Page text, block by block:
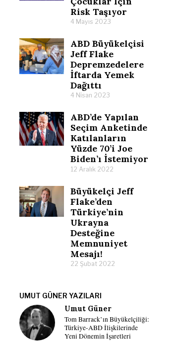
Risk Taşıyor
4 Mayıs 2023
ABD Büyükelçisi
Jeff Flake
Depremzedelere
İftarda Yemek
Dağıttı
4 Nisan 2023
ABD’de Yapılan
Seçim Anketinde
Katılanların
Yüzde 70’i Joe
Biden’ı İstemiyor
12 Aralık 2022
Büyükelçi Jeff
Flake’den
Türkiye’nin
Ukrayna
Desteğine
Memnuniyet
Mesajı!
22 Şubat 2022
UMUT GÜNER YAZILARI
Umut Güner
Tom Barrack’ın Büyükelçiliği:
Türkiye-ABD İlişkilerinde
Yeni Dönemin İşaretleri